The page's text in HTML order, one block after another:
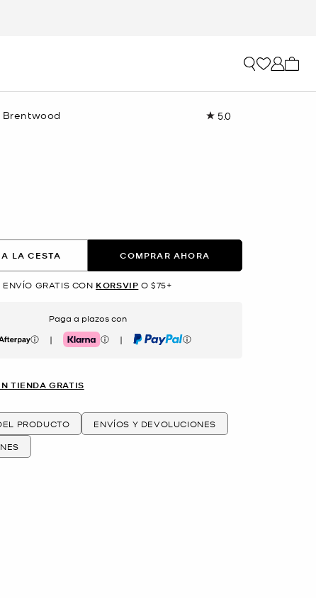
5.0
LA CESTA COMPRAR AHORA
ENVÍO GRATIS CON KORSVIP O $75+
Paga a plazos con
| Klarna | PayPal
TIENDA GRATIS
PRODUCTO
ENVÍOS Y DEVOLUCIONES